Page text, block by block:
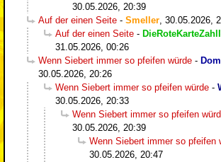
30.05.2026, 20:39
Auf der einen Seite - Smeller, 30.05.2026,
Auf der einen Seite -
31.05.2026, 00:26
Wenn Siebert immer so pfeifen würde -
30.05.2026, 20:26
Wenn Siebert immer so pfeifen würde -
30.05.2026, 20:33
Wenn Siebert immer so pfeifen
30.05.2026, 20:39
Wenn Siebert immer so pfeifen
30.05.2026, 20:47